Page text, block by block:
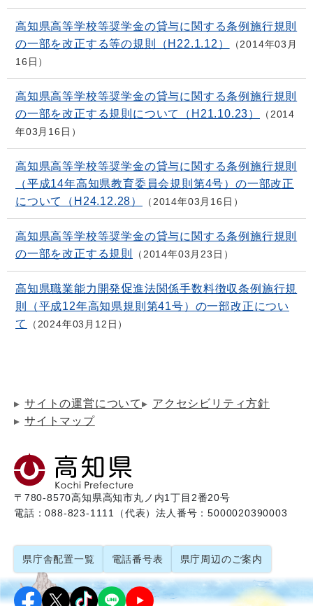
高知県高等学校等奨学金の貸与に関する条例施行規則
の一部を改正する等の規則（H22.1.12）
2014年03月
16日
高知県高等学校等奨学金の貸与に関する条例施行規則
の一部を改正する規則について（H21.10.23）
2014
年03月16日
高知県高等学校等奨学金の貸与に関する条例施行規則
（平成14年高知県教育委員会規則第4号）の一部改正
について（H24.12.28）
2014年03月16日
高知県高等学校等奨学金の貸与に関する条例施行規則
の一部を改正する規則
2014年03月23日
高知県職業能力開発促進法関係手数料徴収条例施行規
則（平成12年高知県規則第41号）の一部改正につい
て
2024年03月12日
サイトの運営について
アクセシビリティ方針
サイトマップ
〒780-8570高知県高知市丸ノ内1丁目2番20号
電話：088-823-1111（代表）法人番号：5000020390003
県庁舎配置一覧 電話番号表 県庁周辺のご案内